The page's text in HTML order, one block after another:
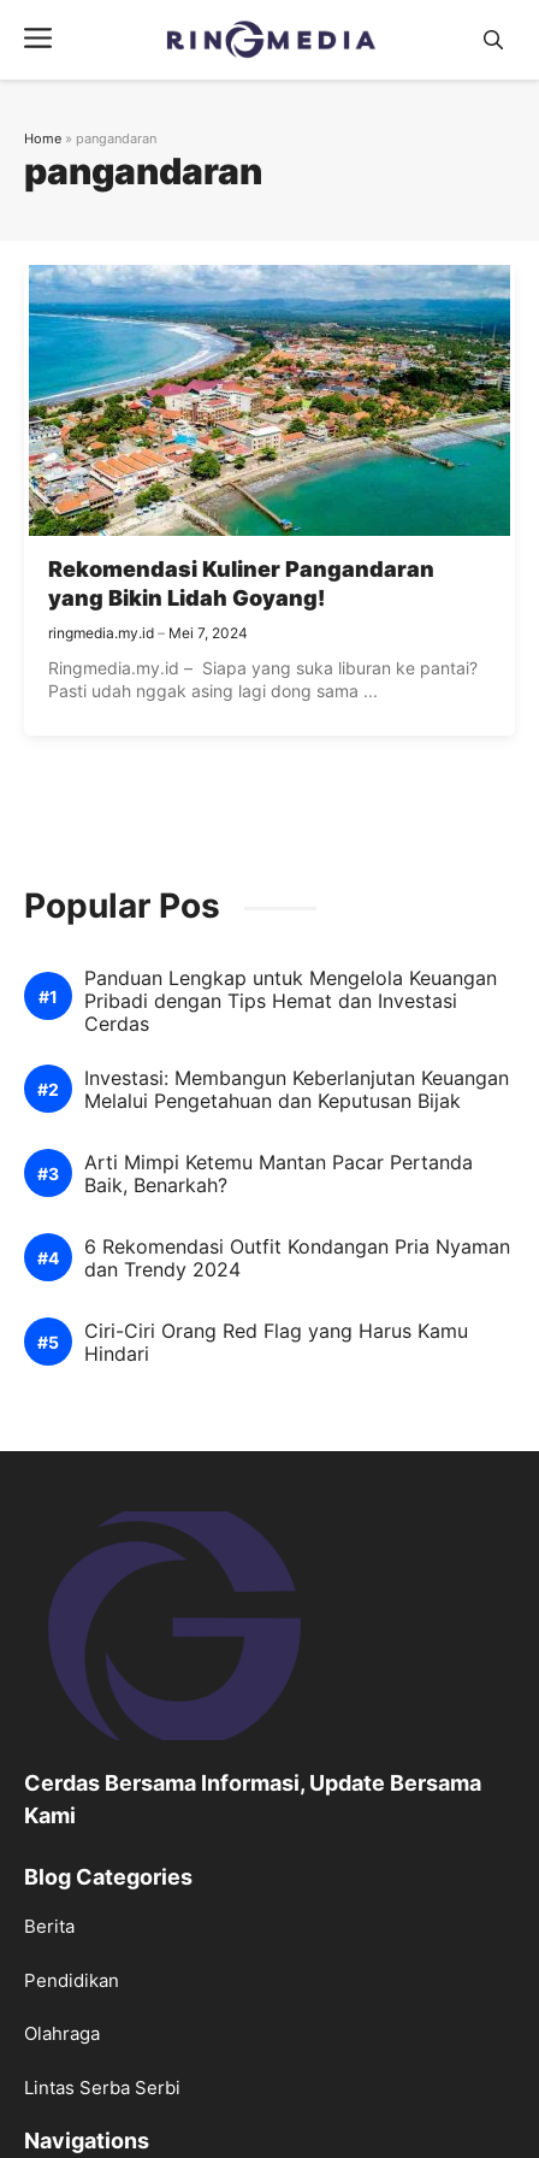
isi
Menu
pangandaran
Home » pangandaran
Rekomendasi Kuliner Pangandaran
yang Bikin Lidah Goyang!
ringmedia.my.id Mei 7, 2024
Ringmedia.my.id – Siapa yang suka liburan ke pantai?
Pasti udah nggak asing lagi dong sama ...
Popular Pos
Panduan Lengkap untuk Mengelola Keuangan
Pribadi dengan Tips Hemat dan Investasi
Cerdas
Investasi: Membangun Keberlanjutan Keuangan
Melalui Pengetahuan dan Keputusan Bijak
Arti Mimpi Ketemu Mantan Pacar Pertanda
Baik, Benarkah?
6 Rekomendasi Outfit Kondangan Pria Nyaman
dan Trendy 2024
Ciri-Ciri Orang Red Flag yang Harus Kamu
Hindari
Cerdas Bersama Informasi, Update Bersama
Kami
Blog Categories
Berita
Pendidikan
Olahraga
Lintas Serba Serbi
Navigations